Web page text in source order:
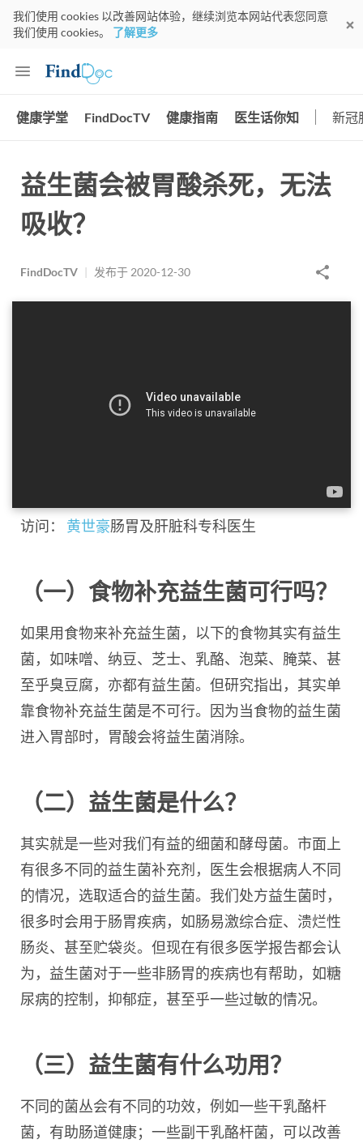
我们使用 cookies 以改善网站体验，继续浏览本网站代表您同意
我们使用 cookies。 了解更多
健康学堂 FindDocTV 健康指南 医生话你知 新冠
益生菌会被胃酸杀死，无法
吸收？
FindDocTV | 发布于 2020-12-30
访问： 黄世豪肠胃及肝脏科专科医生
（一）食物补充益生菌可行吗？
如果用食物来补充益生菌，以下的食物其实有益生
菌，如味噌、纳豆、芝士、乳酪、泡菜、腌菜、甚
至乎臭豆腐，亦都有益生菌。但研究指出，其实单
靠食物补充益生菌是不可行。因为当食物的益生菌
进入胃部时，胃酸会将益生菌消除。
（二）益生菌是什么？
其实就是一些对我们有益的细菌和酵母菌。市面上
有很多不同的益生菌补充剂，医生会根据病人不同
的情况，选取适合的益生菌。我们处方益生菌时，
很多时会用于肠胃疾病，如肠易激综合症、溃烂性
肠炎、甚至贮袋炎。但现在有很多医学报告都会认
为，益生菌对于一些非肠胃的疾病也有帮助，如糖
尿病的控制，抑郁症，甚至乎一些过敏的情况。
（三）益生菌有什么功用？
不同的菌丛会有不同的功效，例如一些干乳酪杆
菌，有助肠道健康；一些副干乳酪杆菌，可以改善